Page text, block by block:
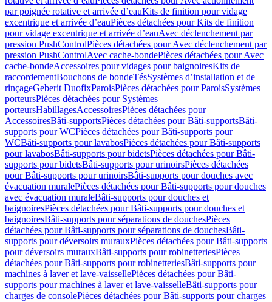
par poignée rotative et arrivée d’eauKits de finition pour vidage
excentrique et arrivée d’eauPièces détachées pour Kits de finition
pour vidage excentrique et arrivée d’eauAvec déclenchement par
pression PushControlPièces détachées pour Avec déclenchement par
pression PushControlAvec cache-bondePièces détachées pour Avec
cache-bondeAccessoires pour vidages pour baignoiresKits de
raccordementBouchons de bondeTésSystèmes d’installation et de
rinçageGeberit DuofixParoisPièces détachées pour ParoisSystèmes
porteursPièces détachées pour Systèmes
porteursHabillagesAccessoiresPièces détachées pour
AccessoiresBâti-supportsPièces détachées pour Bâti-supportsBâti-
supports pour WCPièces détachées pour Bâti-supports pour
WCBâti-supports pour lavabosPièces détachées pour Bâti-supports
pour lavabosBâti-supports pour bidetsPièces détachées pour Bâti-
supports pour bidetsBâti-supports pour urinoirsPièces détachées
pour Bâti-supports pour urinoirsBâti-supports pour douches avec
évacuation muralePièces détachées pour Bâti-supports pour douches
avec évacuation muraleBâti-supports pour douches et
baignoiresPièces détachées pour Bâti-supports pour douches et
baignoiresBâti-supports pour séparations de douchesPièces
détachées pour Bâti-supports pour séparations de douchesBâti-
supports pour déversoirs murauxPièces détachées pour Bâti-supports
pour déversoirs murauxBâti-supports pour robinetteriesPièces
détachées pour Bâti-supports pour robinetteriesBâti-supports pour
machines à laver et lave-vaissellePièces détachées pour Bâti-
supports pour machines à laver et lave-vaisselleBâti-supports pour
charges de consolePièces détachées pour Bâti-supports pour charges